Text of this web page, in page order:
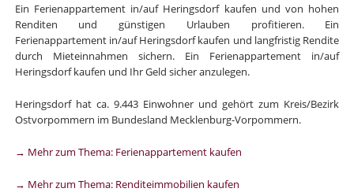
Ein Ferienappartement in/auf Heringsdorf kaufen und von hohen
Renditen und günstigen Urlauben profitieren. Ein
Ferienappartement in/auf Heringsdorf kaufen und langfristig Rendite
durch Mieteinnahmen sichern. Ein Ferienappartement in/auf
Heringsdorf kaufen und Ihr Geld sicher anzulegen.
Heringsdorf hat ca. 9.443 Einwohner und gehört zum Kreis/Bezirk
Ostvorpommern im Bundesland Mecklenburg-Vorpommern.
→ Mehr zum Thema: Ferienappartement kaufen
→ Mehr zum Thema: Renditeimmobilien kaufen